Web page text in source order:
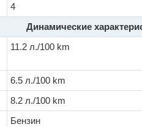
4
Динамические
11.2 л./100 km
6.5 л./100 km
8.2 л./100 km
Бензин